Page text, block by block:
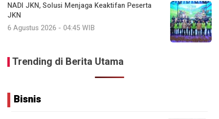
NADI JKN, Solusi Menjaga Keaktifan Peserta
JKN
6 Agustus 2026 - 04:45 WIB
Trending di Berita Utama
Bisnis